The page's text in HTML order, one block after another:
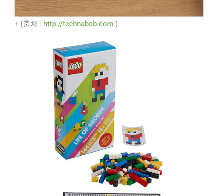
↑ (출처 : http://technabob.com )